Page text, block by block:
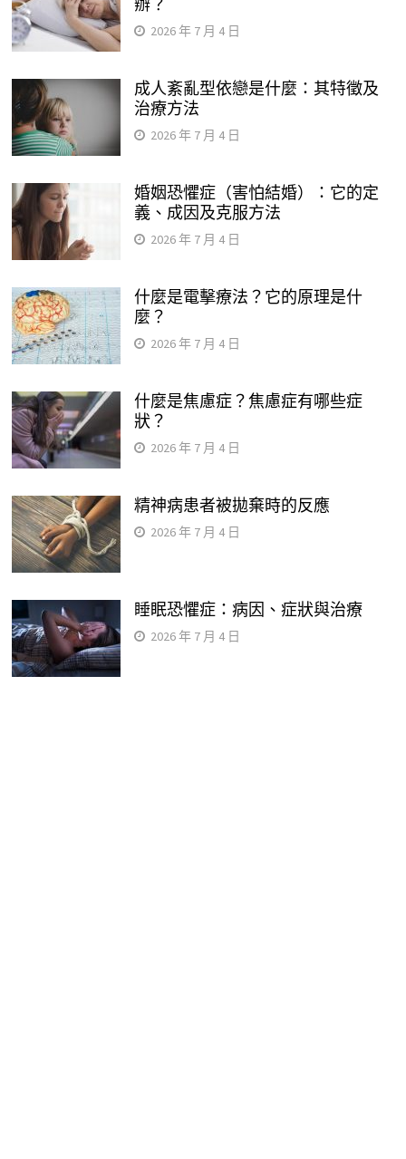
辦？
2026 年 7 月 4 日
成人紊亂型依戀是什麼：其特徵及
治療方法
2026 年 7 月 4 日
婚姻恐懼症（害怕結婚）：它的定
義、成因及克服方法
2026 年 7 月 4 日
什麼是電擊療法？它的原理是什
麼？
2026 年 7 月 4 日
什麼是焦慮症？焦慮症有哪些症
狀？
2026 年 7 月 4 日
精神病患者被拋棄時的反應
2026 年 7 月 4 日
睡眠恐懼症：病因、症狀與治療
2026 年 7 月 4 日